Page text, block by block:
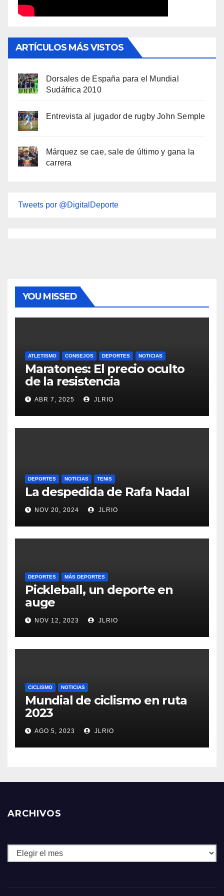
ARTÍCULOS MÁS VISTOS
Dorsales de España para el Mundial
Sudáfrica 2010
Entrevista al jugador de rugby John Semple
Márquez se cae, sale de último y gana la
carrera
Tweets por @DigitalDeporte
YOU MISSED
ATLETISMO CONSEJOS DEPORTES NOTICIAS
Maratones: El precio oculto
de la resistencia
ABR 7, 2025 JLRIO
DEPORTES NOTICIAS TENIS
La despedida de Rafa Nadal
NOV 20, 2024 JLRIO
DEPORTES MÁS DEPORTES
Pickleball, un deporte en
auge
NOV 12, 2023 JLRIO
CICLISMO NOTICIAS
Mundial de ciclismo en ruta
2023
AGO 5, 2023 JLRIO
ARCHIVOS
Archivos